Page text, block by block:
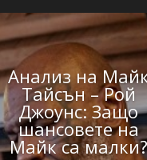
Анализ на
Тайсън – Рой
Джоунс: Защо
шансовете на
Майк са малки?